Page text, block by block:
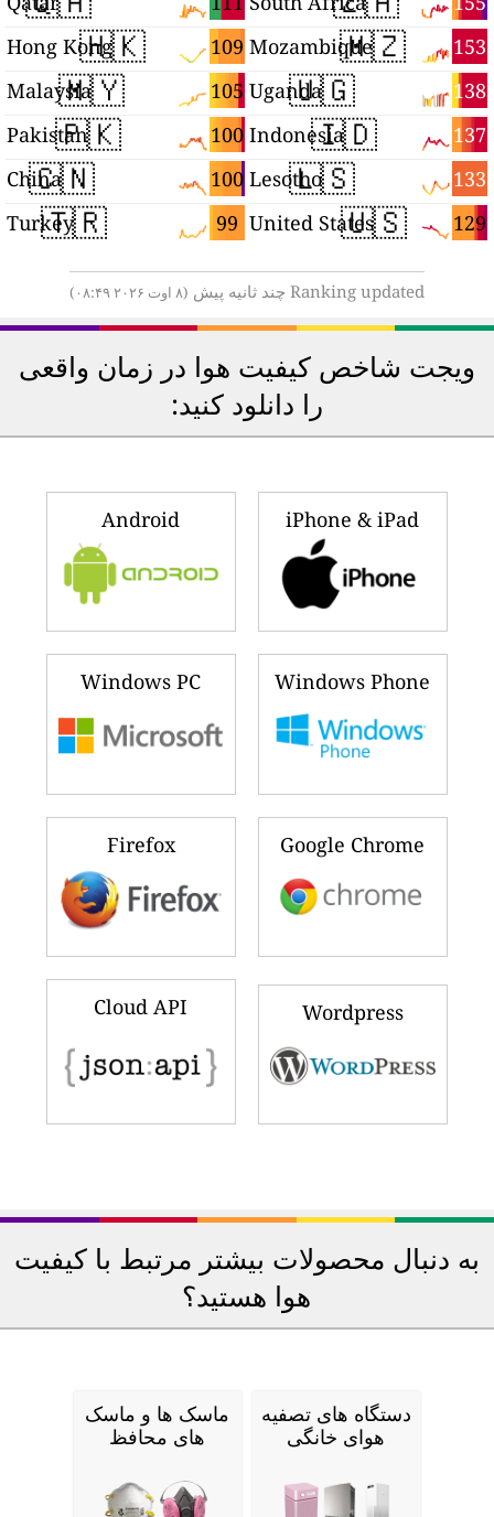
🇲🇿 153
Mozambique
🇺🇬 138
Uganda
🇮🇩 137
Indonesia
🇱🇸 133
Lesotho
🇺🇸 129
United States
🇭🇰 109
Hong Kong
🇲🇾 105
Malaysia
🇵🇰 100
Pakistan
🇨🇳 100
China
🇹🇷 99
Turkey
Ranking updated چند ثانیه پیش
ویجت شاخص کیفیت هوا در زمان واقعی
را دانلود کنید:
iPhone & iPad
Android
Windows Phone
Windows PC
Google Chrome
Firefox
Wordpress
Cloud API
به دنبال محصولات بیشتر مرتبط با کیفیت
هوا هستید؟
دستگاه های تصفیه
هوای خانگی
ماسک ها و ماسک
های محافظ